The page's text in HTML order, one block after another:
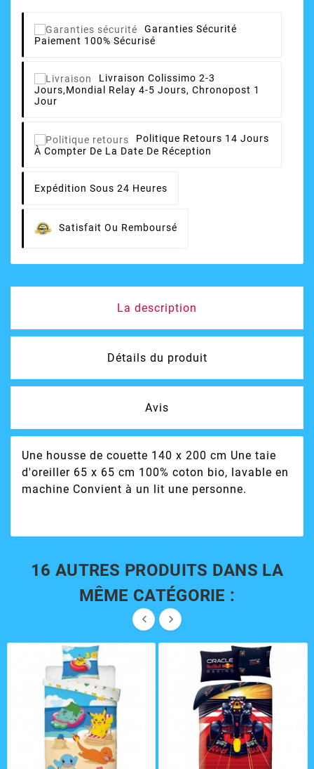
Garanties Sécurité
Paiement 100% Sécurisé
Livraison Colissimo 2-3
Jours,Mondial Relay 4-5 Jours, Chronopost 1
Jour
Politique Retours 14 Jours
À Compter De La Date De Réception
Expédition Sous 24 Heures
Satisfait Ou Remboursé
La description
Détails du produit
Avis
Une housse de couette 140 x 200 cm Une taie
d'oreiller 65 x 65 cm 100% coton bio, lavable en
machine Convient à un lit une personne.
16 AUTRES PRODUITS DANS LA
MÊME CATÉGORIE :
 